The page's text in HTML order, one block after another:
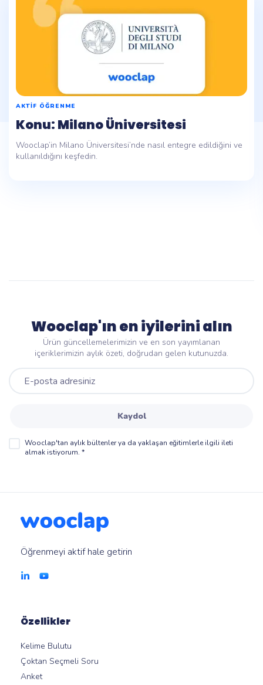
AKTIF ÖĞRENME
Konu: Milano Üniversitesi
Wooclap’in Milano Üniversitesi’nde nasıl entegre edildiğini ve
kullanıldığını keşfedin.
Wooclap'ın en iyilerini alın
Ürün güncellemelerimizin ve en son yayımlanan
içeriklerimizin aylık özeti, doğrudan gelen kutunuzda.
Kaydol
Wooclap'tan aylık bültenler ya da yaklaşan eğitimlerle ilgili ileti
almak istiyorum. *
Öğrenmeyi aktif hale getirin
Özellikler
Kelime Bulutu
Çoktan Seçmeli Soru
Anket